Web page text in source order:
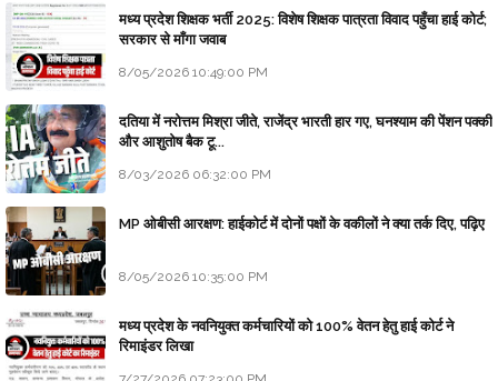
मध्य प्रदेश शिक्षक भर्ती 2025: विशेष शिक्षक पात्रता विवाद पहुँचा हाई कोर्ट;
सरकार से माँगा जवाब
8/05/2026 10:49:00 PM
दतिया में नरोत्तम मिश्रा जीते, राजेंद्र भारती हार गए, घनश्याम की पेंशन पक्की
और आशुतोष बैक टू...
8/03/2026 06:32:00 PM
MP ओबीसी आरक्षण: हाईकोर्ट में दोनों पक्षों के वकीलों ने क्या तर्क दिए, पढ़िए
8/05/2026 10:35:00 PM
मध्य प्रदेश के नवनियुक्त कर्मचारियों को 100% वेतन हेतु हाई कोर्ट ने
रिमाइंडर लिखा